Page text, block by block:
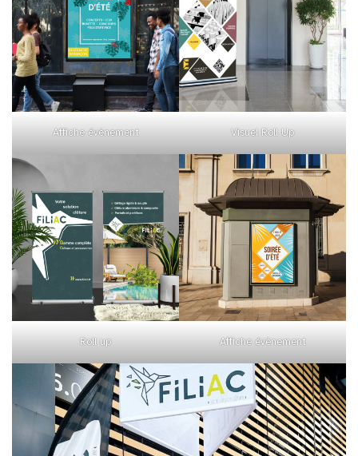
Affiche évènement Visuel Roll Up
Roll up Affiche évènement